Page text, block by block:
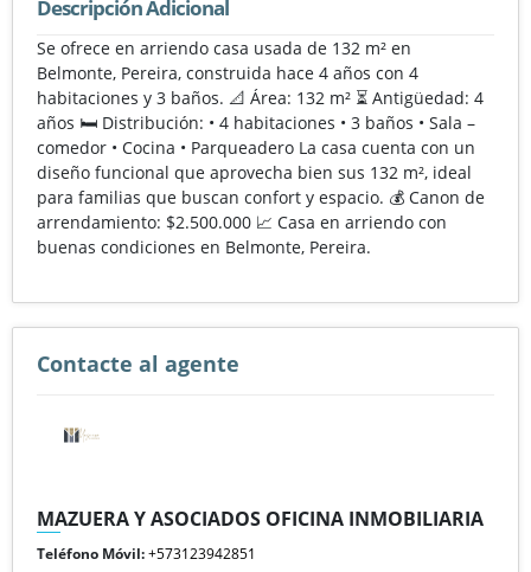
Descripción Adicional
Se ofrece en arriendo casa usada de 132 m² en
Belmonte, Pereira, construida hace 4 años con 4
habitaciones y 3 baños. 📐 Área: 132 m² ⏳ Antigüedad: 4
años 🛏️ Distribución: • 4 habitaciones • 3 baños • Sala –
comedor • Cocina • Parqueadero La casa cuenta con un
diseño funcional que aprovecha bien sus 132 m², ideal
para familias que buscan confort y espacio. 💰 Canon de
arrendamiento: $2.500.000 📈 Casa en arriendo con
buenas condiciones en Belmonte, Pereira.
Contacte al agente
MAZUERA Y ASOCIADOS OFICINA INMOBILIARIA
Teléfono Móvil:+573123942851